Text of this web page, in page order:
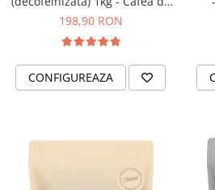
specialitate DROPSHOT
198,90 RON
CONFIGUREAZA